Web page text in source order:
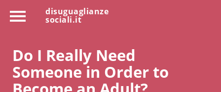
disuguaglianze
sociali.it
Do I Really Need
Someone in Order to